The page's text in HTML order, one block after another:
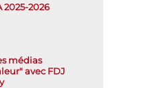
2025-2026
médias
avec FDJ